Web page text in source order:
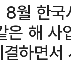
월 한국
은 해
하면